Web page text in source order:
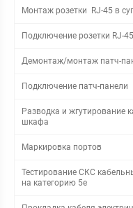
Монтаж розетки RJ-45 в
Подключение розетки RJ-45
Демонтаж/монтаж патч-
Подключение патч-панели
Разводка и жгутирование
шкафа
Маркировка портов
Тестирование СКС
на категорию 5e